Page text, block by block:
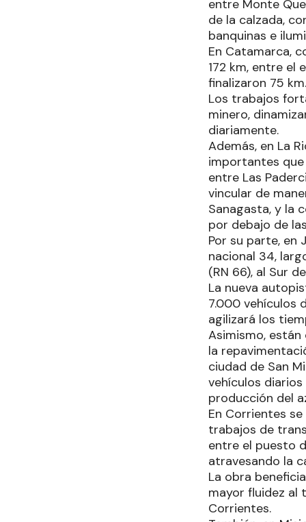
entre Monte
de la calzada,
banquinas e
En Catamarca,
172 km, entre el
finalizaron 75 km.
Los trabajos
minero,
diariamente.
Además, en La
importantes que
entre Las
vincular de
Sanagasta, y la
por debajo de
Por su parte, en
nacional 34,
(RN 66), al Sur
La nueva
7.000 vehículos
agilizará los
Asimismo, están
la
ciudad de San
vehículos
producción del
En Corrientes
trabajos de
entre el puesto
atravesando la
La obra
mayor fluidez al
Corrientes.